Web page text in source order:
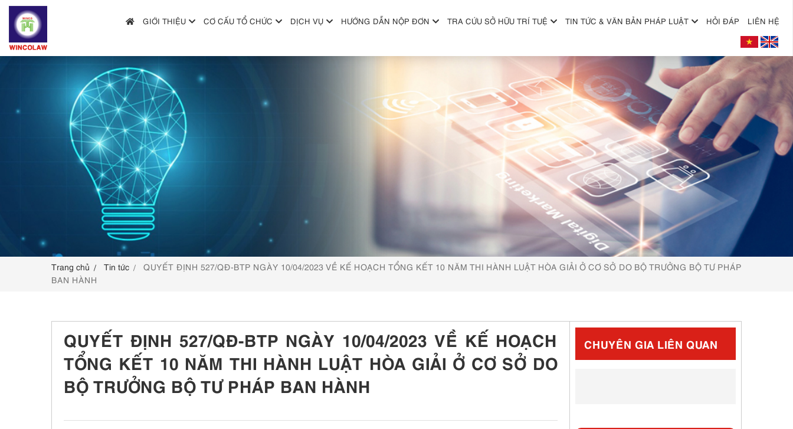
+
CƠ CẤU TỔ CHỨC +
+
HƯỚNG DẪN NỘP ĐƠN
TRA CỨU SỞ HỮU TRÍ TUỆ
TIN TỨC & VĂN BẢN PHÁP LUẬT
HỎI ĐÁP
GIỚI THIỆU CƠ CẤU TỔ CHỨC DỊCH VỤ HƯỚNG DẪN NỘP ĐƠN TRA CỨU SỞ HỮU TRÍ TUỆ TIN TỨC & VĂN BẢN PHÁP LUẬT HỎI ĐÁP LIÊN HỆ
Trang chủ Tin tức
QUYẾT ĐỊNH 527/QĐ-BTP NGÀY 10/04/2023 VỀ KẾ HOẠCH TỔNG KẾT 10 NĂM THI HÀNH LUẬT HÒA GIẢI Ở CƠ SỞ DO BỘ TRƯỞNG BỘ TƯ PHÁP
BAN HÀNH
QUYẾT ĐỊNH 527/QĐ-BTP NGÀY 10/04/2023 VỀ KẾ HOẠCH
TỔNG KẾT 10 NĂM THI HÀNH LUẬT HÒA GIẢI Ở CƠ SỞ DO
BỘ TRƯỞNG BỘ TƯ PHÁP BAN HÀNH
CHUYÊN GIA LIÊN QUAN